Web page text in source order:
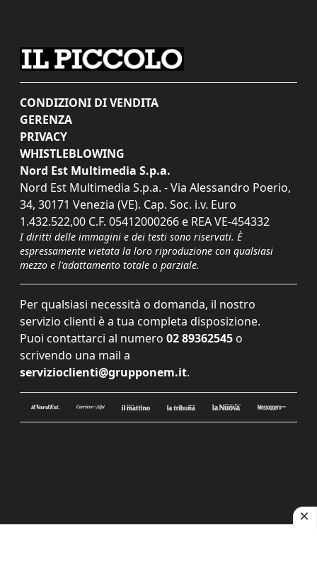
CONDIZIONI DI VENDITA
GERENZA
PRIVACY
WHISTLEBLOWING
Nord Est Multimedia S.p.a.
Nord Est Multimedia S.p.a. - Via Alessandro Poerio,
34, 30171 Venezia (VE). Cap. Soc. i.v. Euro
1.432.522,00 C.F. 05412000266 e REA VE-454332
I diritti delle immagini e dei testi sono riservati. È
espressamente vietata la loro riproduzione con qualsiasi
mezzo e l'adattamento totale o parziale.
Per qualsiasi necessità o domanda, il nostro
servizio clienti è a tua completa disposizione.
Puoi contattarci al numero 02 89362545 o
scrivendo una mail a
servizioclienti@grupponem.it.